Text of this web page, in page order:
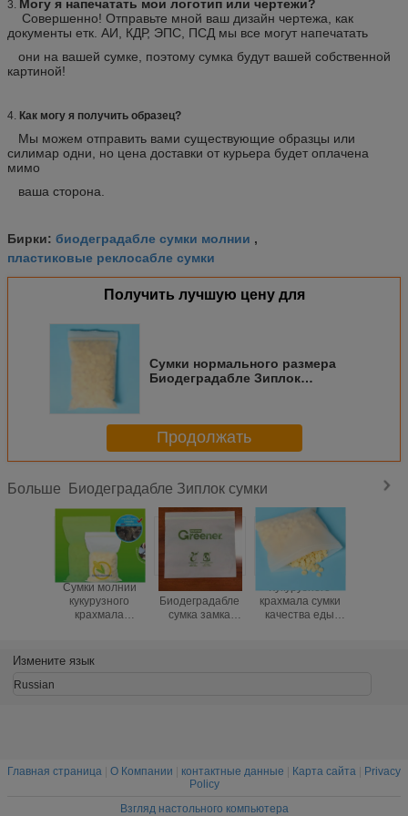
3. Могу я напечатать мои логотип или чертежи?
Совершенно! Отправьте мной ваш дизайн чертежа, как
документы етк. АИ, КДР, ЭПС, ПСД мы все могут напечатать
они на вашей сумке, поэтому сумка будут вашей собственной
картиной!
4. Как могу я получить образец?
Мы можем отправить вами существующие образцы или
силимар одни, но цена доставки от курьера будет оплачена
мимо
ваша сторона.
Бирки: биодеградабле сумки молнии ,
пластиковые реклосабле сумки
Получить лучшую цену для
Сумки нормального размера
Биодеградабле Зиплок
Продолжать
Больше Биодеградабле Зиплок сумки
Сумки молнии
кукурузного
крахмала
Биодеградабле
сумка замка
Кукурузного
крахмала сумки
качества еды
Измените язык
Russian
Главная страница О Компании контактные данные Карта сайта
Privacy
Policy
Взгляд настольного компьютера